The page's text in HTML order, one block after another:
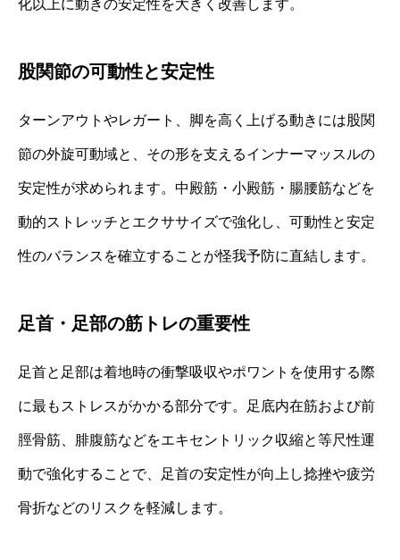
化以上に動きの安定性を大きく改善します。
股関節の可動性と安定性
ターンアウトやレガート、脚を高く上げる動きには股関
節の外旋可動域と、その形を支えるインナーマッスルの
安定性が求められます。中殿筋・小殿筋・腸腰筋などを
動的ストレッチとエクササイズで強化し、可動性と安定
性のバランスを確立することが怪我予防に直結します。
足首・足部の筋トレの重要性
足首と足部は着地時の衝撃吸収やポワントを使用する際
に最もストレスがかかる部分です。足底内在筋および前
脛骨筋、腓腹筋などをエキセントリック収縮と等尺性運
動で強化することで、足首の安定性が向上し捻挫や疲労
骨折などのリスクを軽減します。